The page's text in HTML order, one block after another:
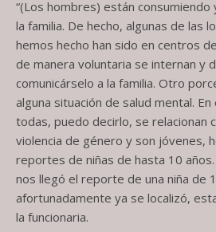
“(Los hombres) están
la familia. De hecho, algunas de las
hemos hecho han sido en centros
de manera voluntaria se internan y
comunicárselo a la familia. Otro
alguna situación de salud mental.
todas, puedo decirlo, se relacionan
violencia de género y son jóvenes,
reportes de niñas de hasta 10
nos llegó el reporte de una niña de
afortunadamente ya se localizó,
la funcionaria.